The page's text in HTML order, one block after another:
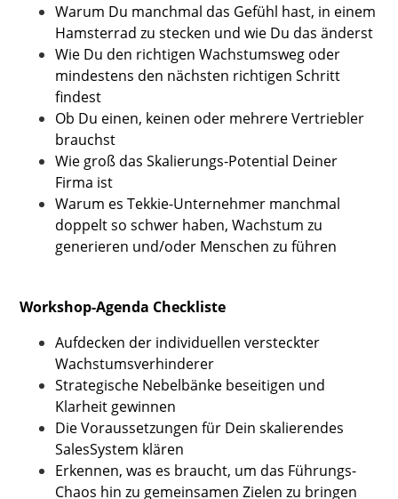
Warum Du manchmal das Gefühl hast, in einem
Hamsterrad zu stecken und wie Du das änderst
Wie Du den richtigen Wachstumsweg oder
mindestens den nächsten richtigen Schritt
findest
Ob Du einen, keinen oder mehrere Vertriebler
brauchst
Wie groß das Skalierungs-Potential Deiner
Firma ist
Warum es Tekkie-Unternehmer manchmal
doppelt so schwer haben, Wachstum zu
generieren und/oder Menschen zu führen
Workshop-Agenda Checkliste
Aufdecken der individuellen versteckter
Wachstumsverhinderer
Strategische Nebelbänke beseitigen und
Klarheit gewinnen
Die Voraussetzungen für Dein skalierendes
SalesSystem klären
Erkennen, was es braucht, um das Führungs-
Chaos hin zu gemeinsamen Zielen zu bringen